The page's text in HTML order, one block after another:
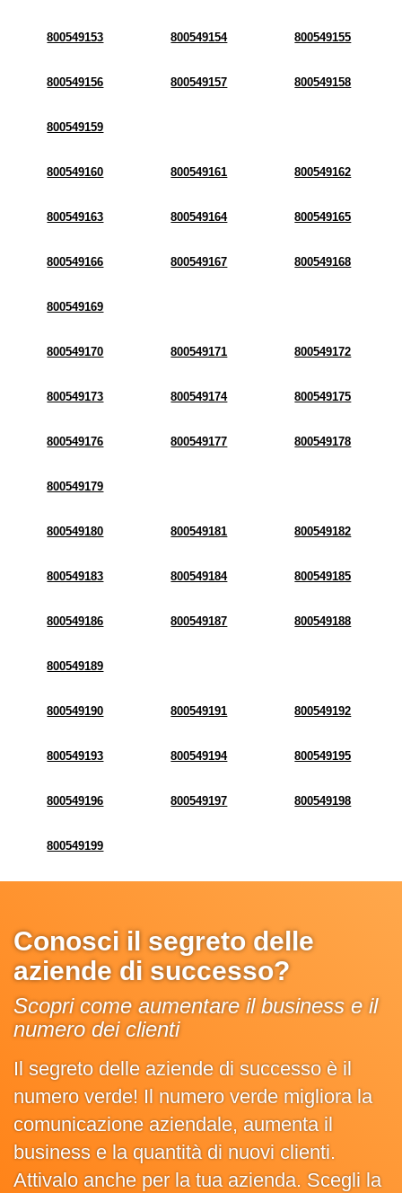
800549153 800549154 800549155
800549156 800549157 800549158
800549159
800549160 800549161 800549162
800549163 800549164 800549165
800549166 800549167 800549168
800549169
800549170 800549171 800549172
800549173 800549174 800549175
800549176 800549177 800549178
800549179
800549180 800549181 800549182
800549183 800549184 800549185
800549186 800549187 800549188
800549189
800549190 800549191 800549192
800549193 800549194 800549195
800549196 800549197 800549198
800549199
Conosci il segreto delle
aziende di successo?
Scopri come aumentare il business e il
numero dei clienti
Il segreto delle aziende di successo è il
numero verde! Il numero verde migliora la
comunicazione aziendale, aumenta il
business e la quantità di nuovi clienti.
Attivalo anche per la tua azienda. Scegli la